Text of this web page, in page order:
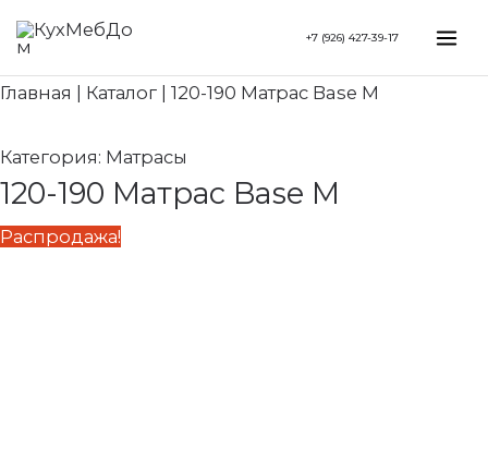
Перейти
содержимому
+7 (926) 427-39-17
Главная Каталог 120-190 Матрас Base M
Категория: Матрасы
120-190 Матрас Base M
Распродажа!
Первоначальная
составляла
900 ₽.
17
Search...